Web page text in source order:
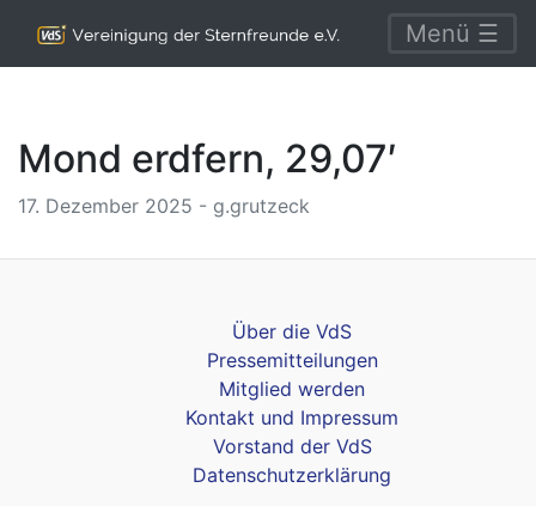
Menü ☰
Mond erdfern, 29,07′
17. Dezember 2025 - g.grutzeck
Über die VdS
Pressemitteilungen
Mitglied werden
Kontakt und Impressum
Vorstand der VdS
Datenschutzerklärung